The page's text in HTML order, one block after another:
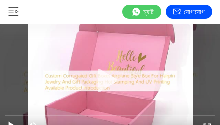
চ্যাট যোগাযোগ